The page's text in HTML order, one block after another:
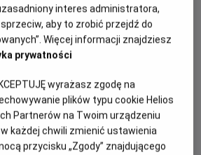
Świata w Piłce Nożnej:
piłkarskiej reprezentacji
Ten turniej na pewno zapadnie w
względów, nie tylko tych
interes administratora,
aby to zrobić przejdź do
Więcej informacji znajdziesz
prywatności
wyrażasz zgodę na
plików typu cookie Helios
Partnerów na Twoim urządzeniu
każdej chwili zmienić ustawienia
przycisku „Zgody” znajdującego